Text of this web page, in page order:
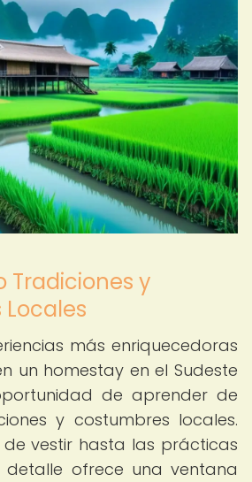
Tradiciones y
más enriquecedoras
un homestay en el Sudeste
de aprender de
y costumbres locales.
vestir hasta las prácticas
detalle ofrece una ventana